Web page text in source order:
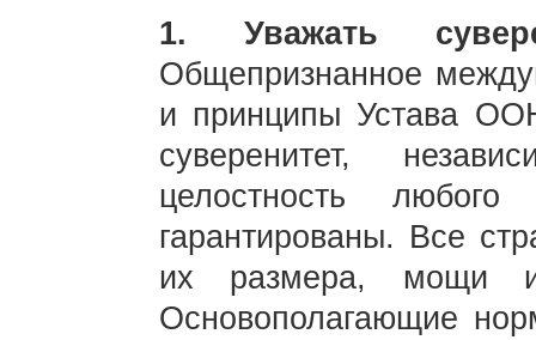
1. Уважать
Общепризнанное
и принципы Устава
суверенитет,
целостность
гарантированы. Все
их размера, мощи и
Основополагающие